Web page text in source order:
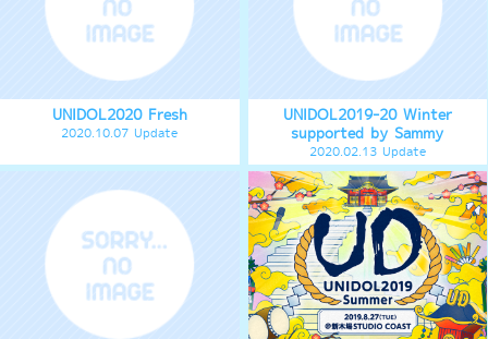
UNIDOL2019 Fresh UNIDOL2019 Summer
UNIDOL2019 卒業コンサート
2019.03.21 Update
UNIDOL2018-19 Winter
supported by Sammy
2019.02.13 Update